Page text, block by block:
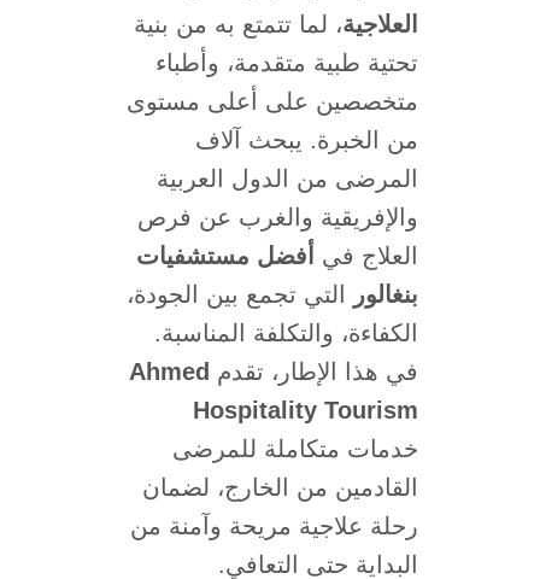
العلاجية، لما تتمتع به من بنية
تحتية طبية متقدمة، وأطباء
متخصصين على أعلى مستوى
من الخبرة. يبحث آلاف
المرضى من الدول العربية
والإفريقية والغرب عن فرص
العلاج في
أفضل مستشفيات
بنغالور
التي تجمع بين الجودة،
الكفاءة، والتكلفة المناسبة.
في هذا الإطار، تقدم Ahmed
Hospitality Tourism
خدمات متكاملة للمرضى
القادمين من الخارج، لضمان
رحلة علاجية مريحة وآمنة من
البداية حتى التعافي.